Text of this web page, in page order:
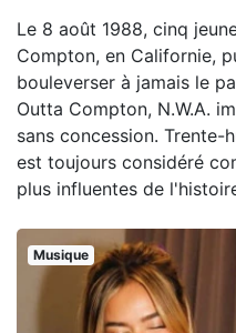
Le 8 août 1988, cinq
Compton, en Californie,
bouleverser à jamais le
Outta Compton, N.W.A.
sans concession. Trente-
est toujours considéré
plus influentes de
Musique